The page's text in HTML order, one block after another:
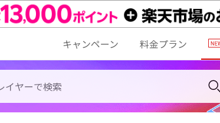
キャンペーン 料金プラン